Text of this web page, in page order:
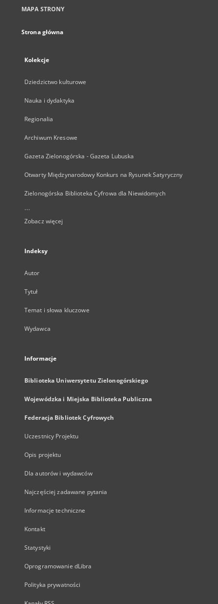
MAPA STRONY
Strona główna
Kolekcje
Dziedzictwo kulturowe
Nauka i dydaktyka
Regionalia
Archiwum Kresowe
Gazeta Zielonogórska - Gazeta Lubuska
Otwarty Międzynarodowy Konkurs na Rysunek Satyryczny
Zielonogórska Biblioteka Cyfrowa dla Niewidomych
...
Zobacz więcej
Indeksy
Autor
Tytuł
Temat i słowa kluczowe
Wydawca
Informacje
Biblioteka Uniwersytetu Zielonogórskiego
Wojewódzka i Miejska Biblioteka Publiczna
Federacja Bibliotek Cyfrowych
Uczestnicy Projektu
Opis projektu
Dla autorów i wydawców
Najczęściej zadawane pytania
Informacje techniczne
Kontakt
Statystyki
Oprogramowanie dLibra
Polityka prywatności